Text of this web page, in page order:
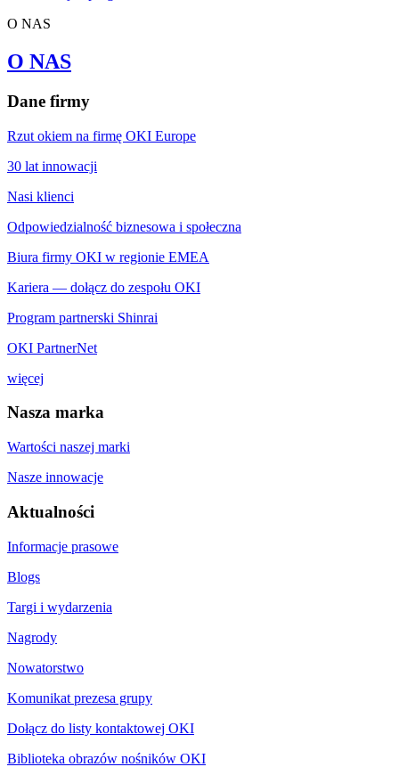
O NAS
O NAS
Dane firmy
Rzut okiem na firmę OKI Europe
30 lat innowacji
Nasi klienci
Odpowiedzialność biznesowa i społeczna
Biura firmy OKI w regionie EMEA
Kariera — dołącz do zespołu OKI
Program partnerski Shinrai
OKI PartnerNet
więcej
Nasza marka
Wartości naszej marki
Nasze innowacje
Aktualności
Informacje prasowe
Blogs
Targi i wydarzenia
Nagrody
Nowatorstwo
Komunikat prezesa grupy
Dołącz do listy kontaktowej OKI
Biblioteka obrazów nośników OKI